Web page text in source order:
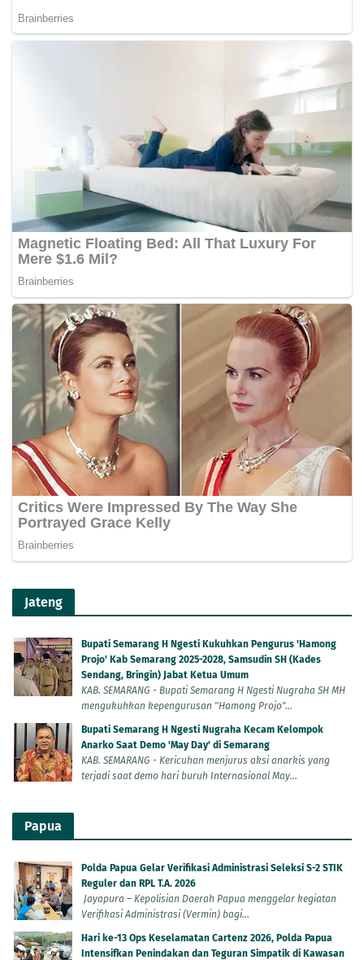
Jateng
Bupati Semarang H Ngesti Kukuhkan Pengurus 'Hamong
Projo' Kab Semarang 2025-2028, Samsudin SH (Kades
Sendang, Bringin) Jabat Ketua Umum
KAB. SEMARANG - Bupati Semarang H Ngesti Nugraha SH MH
mengukuhkan kepengurusan "Hamong Projo"...
Bupati Semarang H Ngesti Nugraha Kecam Kelompok
Anarko Saat Demo 'May Day' di Semarang
KAB. SEMARANG - Kericuhan menjurus aksi anarkis yang
terjadi saat demo hari buruh Internasional May...
Papua
Polda Papua Gelar Verifikasi Administrasi Seleksi S-2 STIK
Reguler dan RPL T.A. 2026
Jayapura – Kepolisian Daerah Papua menggelar kegiatan
Verifikasi Administrasi (Vermin) bagi...
Hari ke-13 Ops Keselamatan Cartenz 2026, Polda Papua
Intensifkan Penindakan dan Teguran Simpatik di Kawasan